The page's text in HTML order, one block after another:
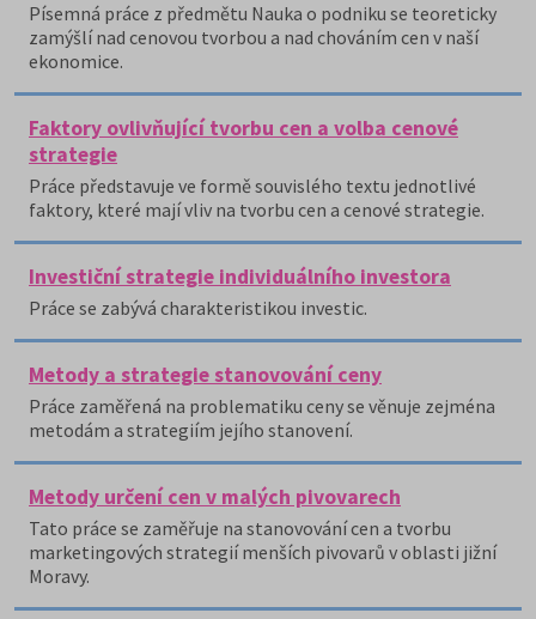
Písemná práce z předmětu Nauka o podniku se teoreticky
zamýšlí nad cenovou tvorbou a nad chováním cen v naší
ekonomice.
Faktory ovlivňující tvorbu cen a volba cenové
strategie
Práce představuje ve formě souvislého textu jednotlivé
faktory, které mají vliv na tvorbu cen a cenové strategie.
Investiční strategie individuálního investora
Práce se zabývá charakteristikou investic.
Metody a strategie stanovování ceny
Práce zaměřená na problematiku ceny se věnuje zejména
metodám a strategiím jejího stanovení.
Metody určení cen v malých pivovarech
Tato práce se zaměřuje na stanovování cen a tvorbu
marketingových strategií menších pivovarů v oblasti jižní
Moravy.